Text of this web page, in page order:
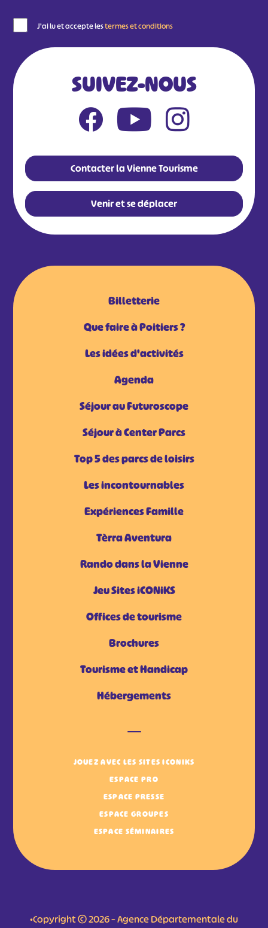
J'ai lu et accepte lestermes et conditions
SUIVEZ-NOUS
Contacter la Vienne Tourisme
Venir et se déplacer
Billetterie
Que faire à Poitiers ?
Les idées d'activités
Agenda
Séjour au Futuroscope
Séjour à Center Parcs
Top 5 des parcs de loisirs
Les incontournables
Expériences Famille
Tèrra Aventura
Rando dans la Vienne
Jeu Sites iCONiKS
Offices de tourisme
Brochures
Tourisme et Handicap
Hébergements
JOUEZ AVEC LES SITES ICONIKS
ESPACE PRO
ESPACE PRESSE
ESPACE GROUPES
ESPACE SÉMINAIRES
•Copyright © 2026 – Agence Départementale du